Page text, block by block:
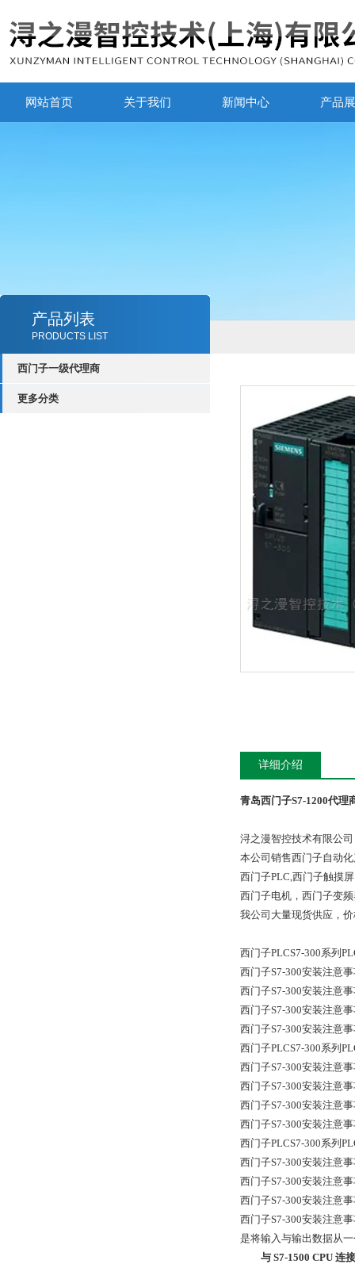
网站首页 关于我们 新闻中心 产品
产品列表
PRODUCTS LIST
西门子一级代理商
更多分类
详细介绍
青岛西门子S7-1200代理
浔之漫智控技术有限公
本公司销售西门子自动
西门子PLC,西门子触摸
西门子电机，西门子变
我公司大量现货供应，
西门子PLCS7-300系列
西门子S7-300安装注意
西门子S7-300安装注意
西门子S7-300安装注意
西门子S7-300安装注意
西门子PLCS7-300系列
西门子S7-300安装注意
西门子S7-300安装注意
西门子S7-300安装注意
西门子S7-300安装注意
西门子PLCS7-300系列
西门子S7-300安装注意
西门子S7-300安装注意
西门子S7-300安装注意
西门子S7-300安装注意
是将输入与输出数据从
与 S7-1500 CPU 连